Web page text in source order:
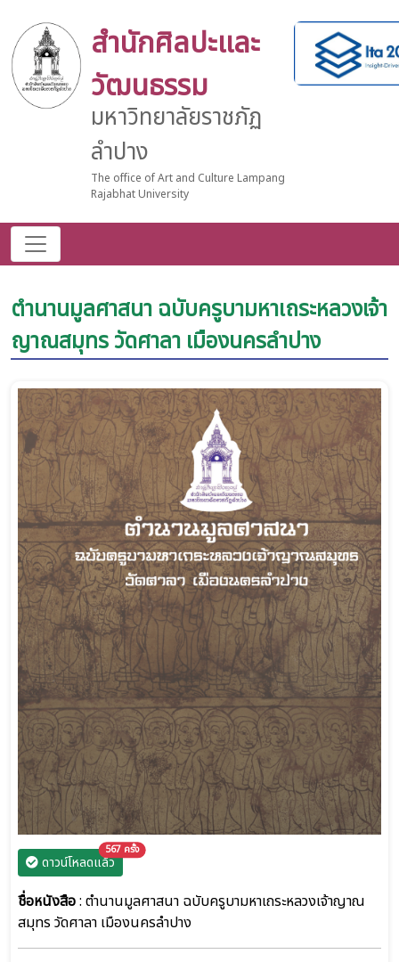
สำนักศิลปะและ
วัฒนธรรม
มหาวิทยาลัยราชภัฏ
ลำปาง
The office of Art and Culture Lampang
Rajabhat University
ตำนานมูลศาสนา ฉบับครูบามหาเถระหลวงเจ้า
ญาณสมุทร วัดศาลา เมืองนครลำปาง
ดาวน์โหลดแล้ว
567 ครั้งunread messages
ชื่อหนังสือ: ตำนานมูลศาสนา ฉบับครูบามหาเถระหลวงเจ้าญาณ
สมุทร วัดศาลา เมืองนครลำปาง